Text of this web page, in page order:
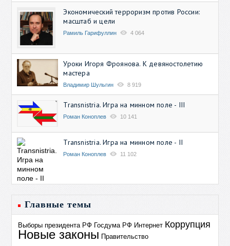
Экономический терроризм против России:
масштаб и цели
Рамиль Гарифуллин 4 064
Уроки Игоря Фроянова. К девяностолетию
мастера
Владимир Шульгин 8 919
Transnistria. Игра на минном поле - III
Роман Коноплев 10 141
Transnistria. Игра на минном поле - II
Роман Коноплев 11 102
Главные темы
Выборы президента РФ Госдума РФ Интернет Коррупция
Новые законы Правительство